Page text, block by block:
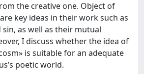
the creative one. Object of
key ideas in their work such as
as well as their mutual
I discuss whether the idea of
is suitable for an adequate
poetic world.